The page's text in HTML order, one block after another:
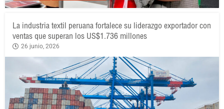
La industria textil peruana fortalece su liderazgo exportador con
ventas que superan los US$1.736 millones
26 junio, 2026